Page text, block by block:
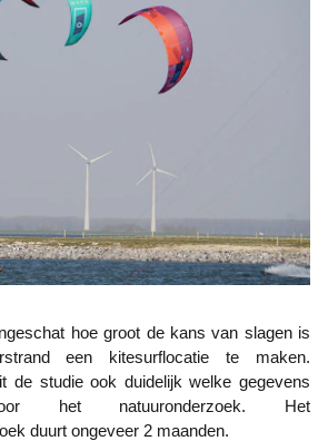
een kitesurflocatie te maken.
de studie ook duidelijk welke gegevens
het natuuronderzoek. Het
duurt ongeveer 2 maanden.